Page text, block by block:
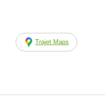
Trajet Maps